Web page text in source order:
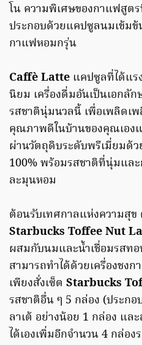
โน ความพิเศษของกาแฟสู
ประกอบด้วยแคปซูลนมเข้ม
กาแฟหอมกรุ่น
Caffè Latte แคปซูลที่ได้แร
นิยม เครื่องดื่มอันเป็นเอกลั
รสชาตินุ่มนวลนี้ เพื่อเพลิด
คุณภาพดีในบ้านของคุณเอง
ผ่านวัตถุดิบระดับพรีเมี่ยมด้
100% พร้อมรสชาติที่นุ่มแล
ละมุนหอม
ต้อนรับเทศกาลแห่งความสุ
Starbucks Toffee Nut
ผสมกับนมและน้ำเชื่อมรสท
สามารถทำได้ด้วยเครื่องชงก
เพียงสั่งเซ็ต Starbucks
รสชาติอื่น ๆ 5 กล่อง (ประก
ลาเต้ อย่างน้อย 1 กล่อง แล
ได้เองเพิ่มอีกจำนวน 4 กล่อง